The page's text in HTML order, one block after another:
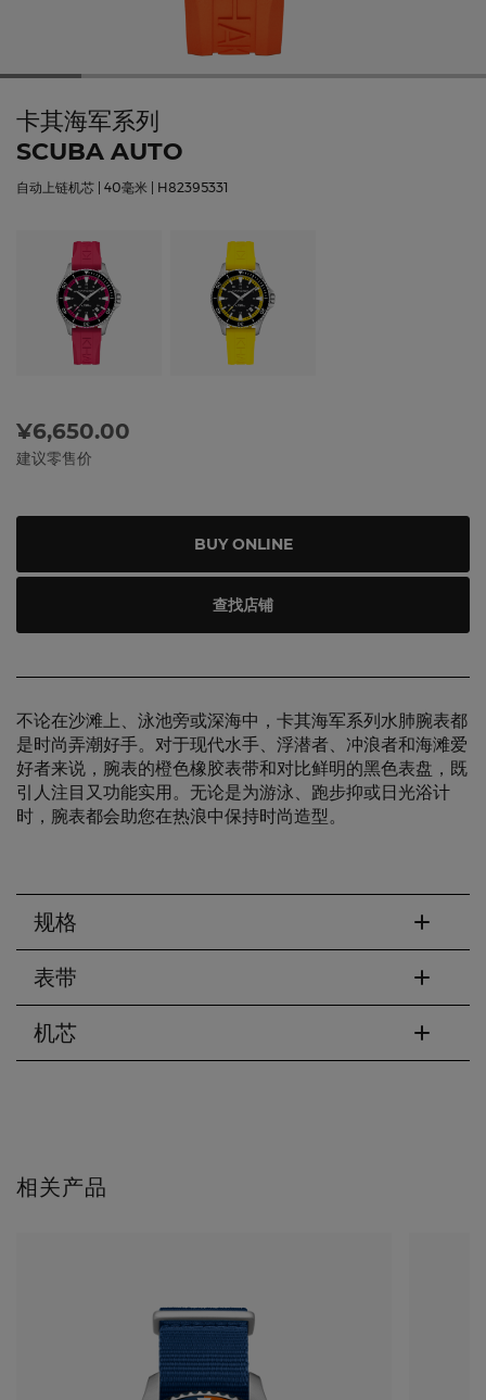
卡其海军系列
SCUBA AUTO
自动上链机芯 | 40毫米 | H82395331
¥6,650.00
建议零售价
BUY ONLINE
查找店铺
不论在沙滩上、泳池旁或深海中，卡其海军系列水肺腕表都
是时尚弄潮好手。对于现代水手、浮潜者、冲浪者和海滩爱
好者来说，腕表的橙色橡胶表带和对比鲜明的黑色表盘，既
引人注目又功能实用。无论是为游泳、跑步抑或日光浴计
时，腕表都会助您在热浪中保持时尚造型。
规格
表带
机芯
相关产品